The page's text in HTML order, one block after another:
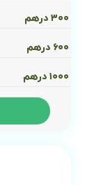
۳۰۰ درهم
۶۰۰ درهم
۱۰۰۰ درهم